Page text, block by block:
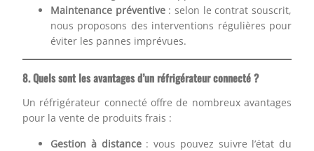
Maintenance préventive: selon le contrat souscrit,
nous proposons des interventions régulières pour
éviter les pannes imprévues.
8. Quels sont les avantages d’un réfrigérateur connecté ?
Un réfrigérateur connecté offre de nombreux avantages
pour la vente de produits frais :
Gestion à distance: vous pouvez suivre l’état du